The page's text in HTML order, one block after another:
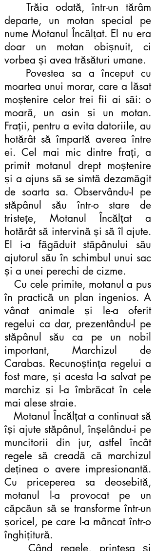
Trăia odată, într-un tărâm
departe, un motan special pe
nume Motanul Încălțat. El nu era
doar un motan obișnuit, ci
vorbea și avea trăsături umane.
Povestea sa a început cu
moartea unui morar, care a lăsat
moștenire celor trei fii ai săi: o
moară, un asin și un motan.
Frații, pentru a evita datoriile, au
hotărât să împartă averea între
ei. Cel mai mic dintre frați, a
primit motanul drept moștenire
și a ajuns să se simtă dezamăgit
de soarta sa. Observându-l pe
stăpânul său într-o stare de
tristețe, Motanul Încălțat a
hotărât să intervină și să îl ajute.
El i-a făgăduit stăpânului său
ajutorul său în schimbul unui sac
și a unei perechi de cizme.
Cu cele primite, motanul a pus
în practică un plan ingenios. A
vânat animale și le-a oferit
regelui ca dar, prezentându-l pe
stăpânul său ca pe un nobil
important, Marchizul de
Carabas. Recunoștința regelui a
fost mare, și acesta l-a salvat pe
marchiz și l-a îmbrăcat în cele
mai alese straie.
Motanul Încălțat a continuat să
își ajute stăpânul, înșelându-i pe
muncitorii din jur, astfel încât
regele să creadă că marchizul
deținea o avere impresionantă.
Cu priceperea sa deosebită,
motanul l-a provocat pe un
căpcăun să se transforme într-un
șoricel, pe care l-a mâncat într-o
înghițitură.
Când regele, prințesa și